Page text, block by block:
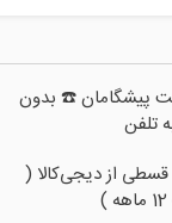
پیشگامان ☎️ بدون
تلفن
از دیجی‌کالا (